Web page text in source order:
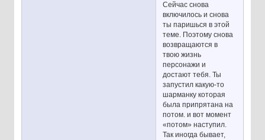
Сейчас снова
включилось и снова
ты паришься в этой
теме. Поэтому снова
возвращаются в
твою жизнь
персонажи и
достают тебя. Ты
запустил какую-то
шарманку которая
была припрятана на
потом. и вот момент
«потом» наступил.
Так иногда бывает,